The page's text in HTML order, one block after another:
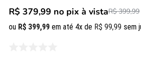
R$ 379,99 no pix à vistaR$ 399,99
ou R$ 399,99 em até 4x de R$ 99,99 sem